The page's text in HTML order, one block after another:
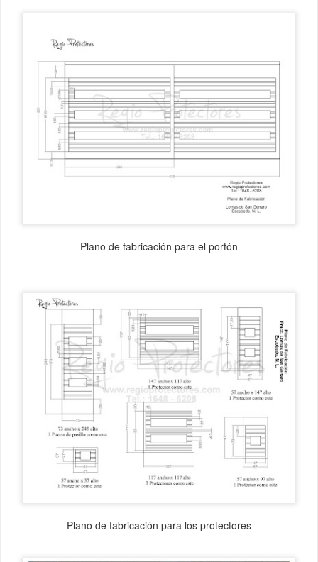
Plano de fabricación para el portón
Plano de fabricación para los protectores